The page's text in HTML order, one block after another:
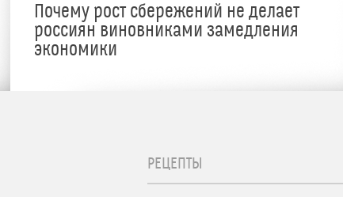
Почему рост сбережений не делает
россиян виновниками замедления
экономики
РЕЦЕПТЫ